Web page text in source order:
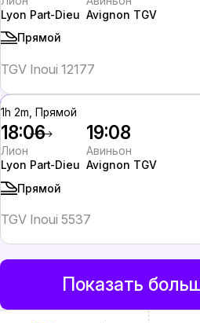
Lyon Part-Dieu Avignon TGV
Прямой
TGV Inoui 12177
1h 2m, Прямой
18:06
Лион
Lyon Part-Dieu
19:08
Авиньон
Avignon TGV
Прямой
TGV Inoui 5537
Показать